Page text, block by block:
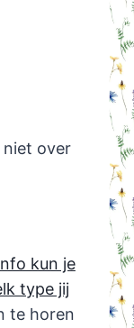
niet over
kun je
type jij
te horen